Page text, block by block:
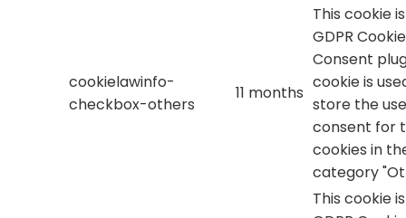
cookielawinfo-
checkbox-others
11 months
This cookie
GDPR Cookie
Consent
cookie is
store the
consent for
cookies in
category
This cookie